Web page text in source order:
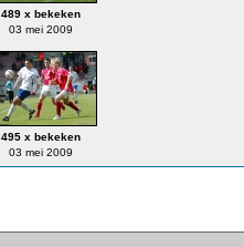
489 x bekeken
03 mei 2009
495 x bekeken
03 mei 2009